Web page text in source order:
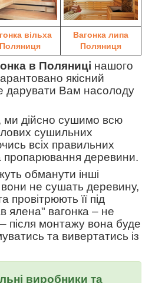
вільха
Поляниця
Вагонка липа
Поляниця
в Поляниці нашого
якісний
дарувати Вам насолоду
дійсно сушимо всю
сушильних
всіх правильних
пропарювання деревини.
обманути інші
вони не сушать деревину,
провітрюють її під
ялена" вагонка – не
– після монтажу вона буде
та вивертатись із
виробники та